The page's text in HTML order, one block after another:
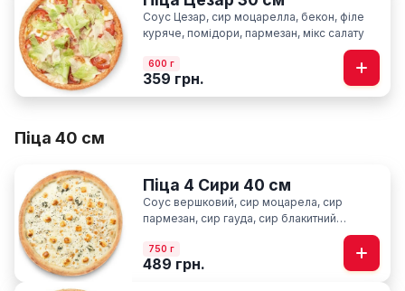
Соус Цезар, сир моцарелла, бекон, філе
куряче, помідори, пармезан, мікс салату
600 г
359 грн.
Піца 40 см
Піца 4 Сири 40 см
Соус вершковий, сир моцарела, сир
пармезан, сир гауда, сир блакитний
750 г
489 грн.